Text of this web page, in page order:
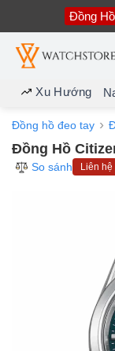
nội
dung
Đồng
Xu Hướng
Đồng hồ đeo tay
Đồng Hồ
So sánh
Liên hệ